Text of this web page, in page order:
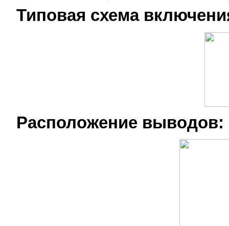
Типовая схема
Расположение выводов: